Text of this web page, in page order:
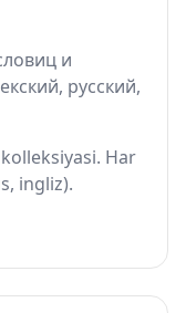
и
русский,
Har
ingliz).